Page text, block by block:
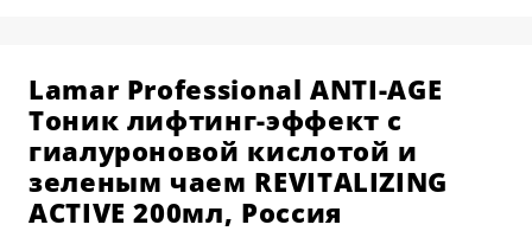
Lamar Professional ANTI-AGE
Тоник лифтинг-эффект с
гиалуроновой кислотой и
зеленым чаем REVITALIZING
ACTIVE 200мл, Россия